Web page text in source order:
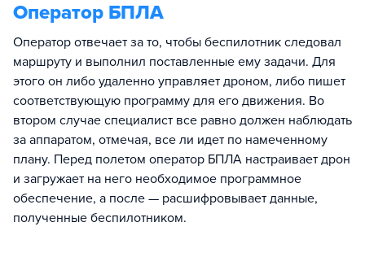
Оператор БПЛА
Оператор отвечает за то, чтобы беспилотник следовал
маршруту и выполнил поставленные ему задачи. Для
этого он либо удаленно управляет дроном, либо пишет
соответствующую программу для его движения. Во
втором случае специалист все равно должен наблюдать
за аппаратом, отмечая, все ли идет по намеченному
плану. Перед полетом оператор БПЛА настраивает дрон
и загружает на него необходимое программное
обеспечение, а после — расшифровывает данные,
полученные беспилотником.